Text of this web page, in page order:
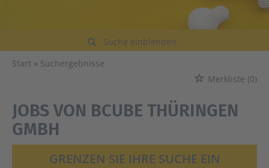
Suche einblenden
Start
Suchergebnisse
Merkliste (0)
JOBS VON BCUBE THÜRINGEN
GMBH
GRENZEN SIE IHRE SUCHE EIN